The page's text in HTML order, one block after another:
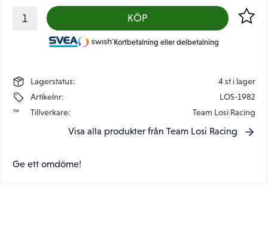
KÖP Lägg
Kortbetalning eller delbetalning
Lagerstatus
4 st i lager
Artikelnr
LOS-1982
Tillverkare
Team Losi Racing
Visa alla produkter från Team Losi Racing
Ge ett omdöme!